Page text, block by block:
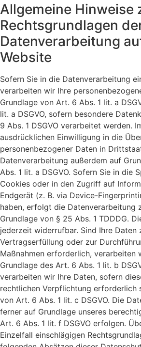
Allgemeine Hinweise
Rechtsgrundlagen
Datenverarbeitung
Website
Sofern Sie in die Datenverarbeitung
verarbeiten wir Ihre
Grundlage von Art. 6 Abs. 1 lit. a
lit. a DSGVO, sofern besondere
9 Abs. 1 DSGVO verarbeitet werden.
ausdrücklichen Einwilligung in die
personenbezogener Daten in
Datenverarbeitung außerdem auf
Abs. 1 lit. a DSGVO. Sofern Sie in die
Cookies oder in den Zugriff auf
Endgerät (z. B. via Device-
haben, erfolgt die Datenverarbeitung
Grundlage von § 25 Abs. 1 TDDDG.
jederzeit widerrufbar. Sind Ihre Daten
Vertragserfüllung oder zur
Maßnahmen erforderlich, verarbeiten
Grundlage des Art. 6 Abs. 1 lit. b
verarbeiten wir Ihre Daten, sofern
rechtlichen Verpflichtung erforderlich
von Art. 6 Abs. 1 lit. c DSGVO. Die
ferner auf Grundlage unseres
Art. 6 Abs. 1 lit. f DSGVO erfolgen.
Einzelfall einschlägigen